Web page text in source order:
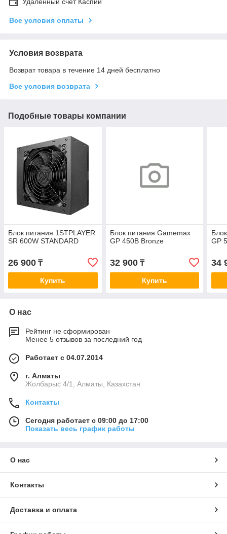
Все условия оплаты
Условия возврата
Возврат товара в течение 14 дней бесплатно
Все условия возврата
Подобные товары компании
Блок питания 1STPLAYER
SR 600W STANDARD
26 900 ₸
Купить
Блок питания Gamemax
GP 450B Bronze
32 900₸
Купить
GP
34
О нас
Рейтинг не сформирован
Менее 5 отзывов за последний год
Работает с 04.07.2014
г. Алматы
Жолбарыс 4/1, Алматы, Казахстан
Контакты
Сегодня работает с 09:00 до 17:00
Показать весь график работы
О нас
Контакты
Доставка и оплата